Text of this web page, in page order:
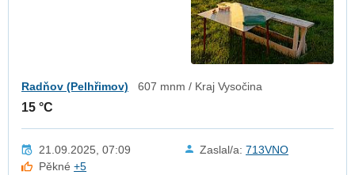
Radňov (Pelhřimov) 607 mnm / Kraj Vysočina
15 °C
21.09.2025, 07:09 Zaslal/a: 713VNO
Pěkné+5